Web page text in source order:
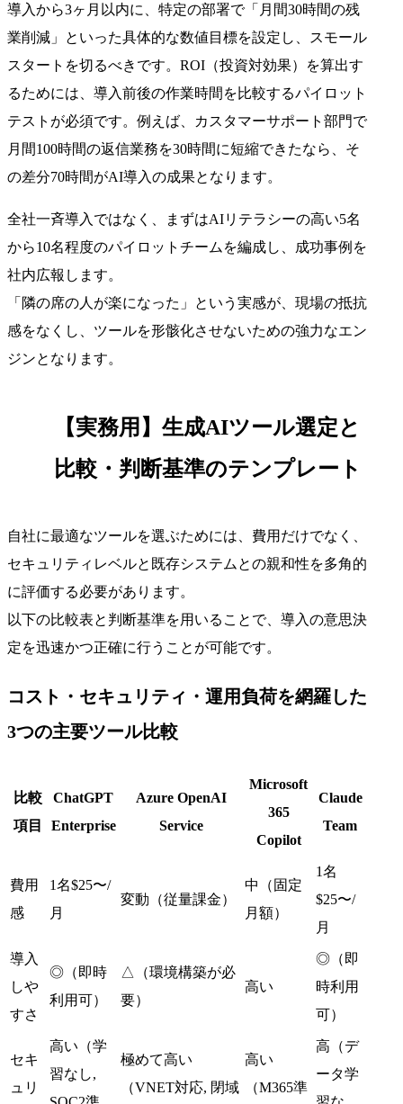
導入から3ヶ月以内に、特定の部署で「月間30時間の残
業削減」といった具体的な数値目標を設定し、スモール
スタートを切るべきです。ROI（投資対効果）を算出す
るためには、導入前後の作業時間を比較するパイロット
テストが必須です。例えば、カスタマーサポート部門で
月間100時間の返信業務を30時間に短縮できたなら、そ
の差分70時間がAI導入の成果となります。
全社一斉導入ではなく、まずはAIリテラシーの高い5名
から10名程度のパイロットチームを編成し、成功事例を
社内広報します。
「隣の席の人が楽になった」という実感が、現場の抵抗
感をなくし、ツールを形骸化させないための強力なエン
ジンとなります。
【実務用】生成AIツール選定と
比較・判断基準のテンプレート
自社に最適なツールを選ぶためには、費用だけでなく、
セキュリティレベルと既存システムとの親和性を多角的
に評価する必要があります。
以下の比較表と判断基準を用いることで、導入の意思決
定を迅速かつ正確に行うことが可能です。
コスト・セキュリティ・運用負荷を網羅した
3つの主要ツール比較
比較
項目
ChatGPT
Enterprise
Azure OpenAI
Service
Microsoft
365
Copilot
Claude
Team
費用
感
1名$25〜/
月
変動（従量課金）
中（固定
月額）
1名
$25〜/
月
導入
しや
すさ
◎（即時
利用可）
△（環境構築が必
要）
高い
◎（即
時利用
可）
セキ
ュリ
高い（学
習なし,
極めて高い
（VNET対応, 閉域
高い
（M365準
高（デ
ータ学